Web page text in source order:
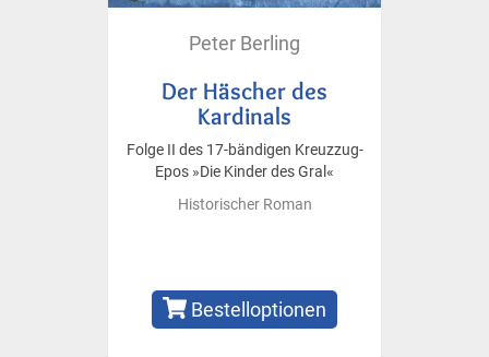
Peter Berling
Der Häscher des
Kardinals
Folge II des 17-bändigen Kreuzzug-
Epos »Die Kinder des Gral«
Historischer Roman
Bestelloptionen